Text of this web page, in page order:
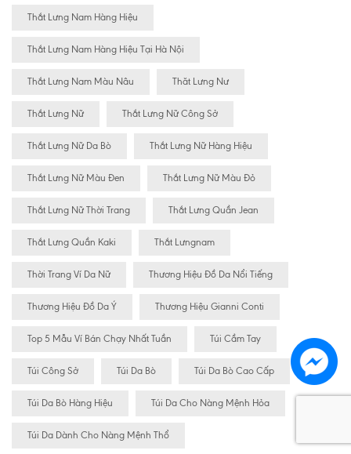
Thắt Lưng Nam Hàng Hiệu
Thắt Lưng Nam Hàng Hiệu Tại Hà Nội
Thắt Lưng Nam Màu Nâu Thăt Lưng Nư
Thắt Lưng Nữ Thắt Lưng Nữ Công Sở
Thắt Lưng Nữ Da Bò Thắt Lưng Nữ Hàng Hiệu
Thắt Lưng Nữ Màu Đen Thắt Lưng Nữ Màu Đỏ
Thắt Lưng Nữ Thời Trang Thắt Lưng Quần Jean
Thắt Lưng Quần Kaki Thắt Lưngnam
Thời Trang Ví Da Nữ Thương Hiệu Đồ Da Nổi Tiếng
Thương Hiệu Đồ Da Ý Thương Hiệu Gianni Conti
Top 5 Mẫu Ví Bán Chạy Nhất Tuần Túi Cầm Tay
Túi Công Sở Túi Da Bò Túi Da Bò Cao Cấp
Túi Da Bò Hàng Hiệu Túi Da Cho Nàng Mệnh Hỏa
Túi Da Dành Cho Nàng Mệnh Thổ